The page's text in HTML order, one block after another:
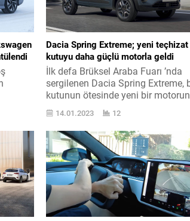
Dacia Spring Extreme; yeni teçhizat
kutuyu daha güçlü motorla geldi
İlk defa Brüksel Araba Fuarı ’nda
sergilenen Dacia Spring Extreme,
kutunun ötesinde yeni bir motorun
da habercisi. Dacia ’nın ilk
arabayı olarak kullanıcılarla
buluşturduğu Spring için Türkiye
satışlarının bu sene içerisinde
başlaması bekleniyor. Bir süredir
Avrupa pazarında listelerde olan
model, aynı zamanda
maliyet olarak en ulaşılabilir
14.01.2023 12